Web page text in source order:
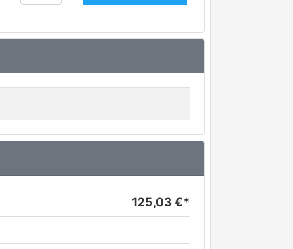
125,03 €*